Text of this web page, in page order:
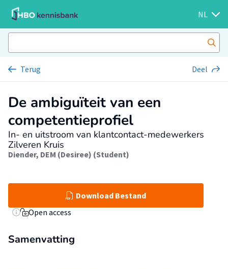
NL
Terug Deel
De ambiguïteit van een
competentieprofiel
In- en uitstroom van klantcontact-medewerkers
Zilveren Kruis
Diender, DEM (Desiree) (Student)
Download Bestand
Open access
Samenvatting